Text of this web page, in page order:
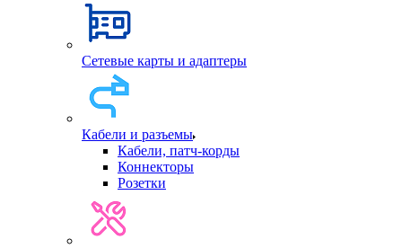
Сетевые карты и адаптеры
Кабели и разъемы
Кабели, патч-корды
Коннекторы
Розетки